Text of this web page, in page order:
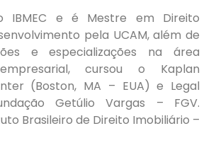
IBMEC e é Mestre em Direito
pela UCAM, além de
e especializações na área
cursou o Kaplan
(Boston, MA – EUA) e Legal
Getúlio Vargas – FGV.
Brasileiro de Direito Imobiliário –